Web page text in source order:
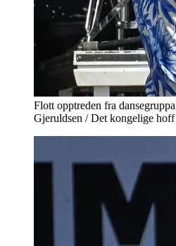
Flott opptreden fra
Gjeruldsen / Det kongelige hoff